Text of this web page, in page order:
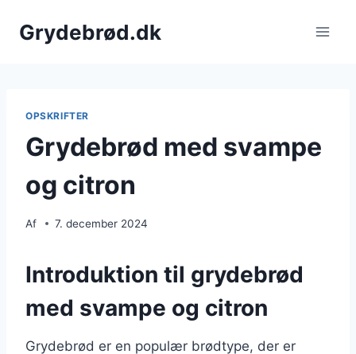
Grydebrød.dk
OPSKRIFTER
Grydebrød med svampe
og citron
Af 7. december 2024
Introduktion til grydebrød
med svampe og citron
Grydebrød er en populær brødtype, der er